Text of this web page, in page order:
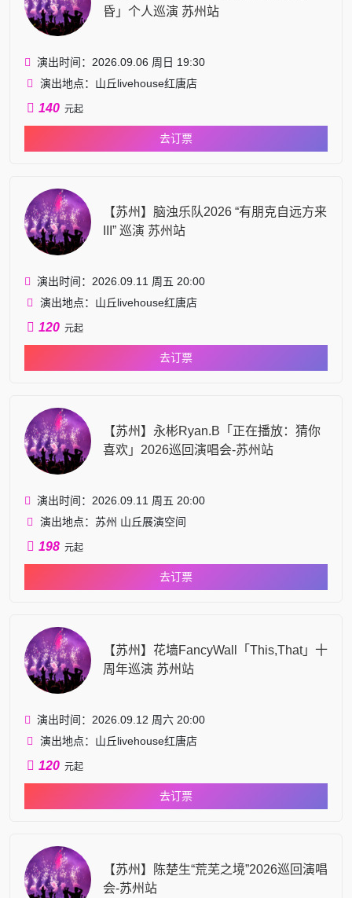
昏」个人巡演 苏州站
演出时间：2026.09.06 周日 19:30
演出地点：山丘livehouse红唐店
140 元起
去订票
【苏州】脑浊乐队2026 “有朋克自远方来
III” 巡演 苏州站
演出时间：2026.09.11 周五 20:00
演出地点：山丘livehouse红唐店
120 元起
去订票
【苏州】永彬Ryan.B「正在播放：猜你
喜欢」2026巡回演唱会-苏州站
演出时间：2026.09.11 周五 20:00
演出地点：苏州 山丘展演空间
198 元起
去订票
【苏州】花墙FancyWall「This,That」十
周年巡演 苏州站
演出时间：2026.09.12 周六 20:00
演出地点：山丘livehouse红唐店
120 元起
去订票
【苏州】陈楚生“荒芜之境”2026巡回演唱
会-苏州站